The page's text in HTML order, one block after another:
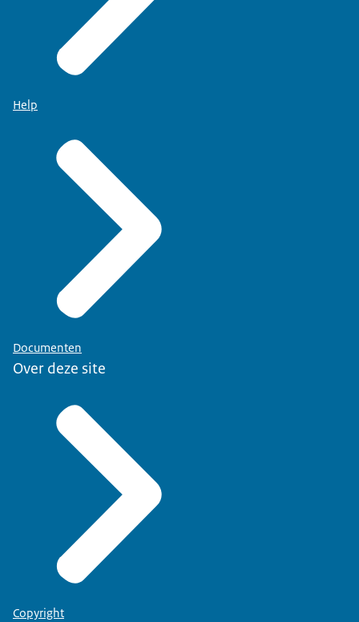
Help
Documenten
Over deze site
Copyright